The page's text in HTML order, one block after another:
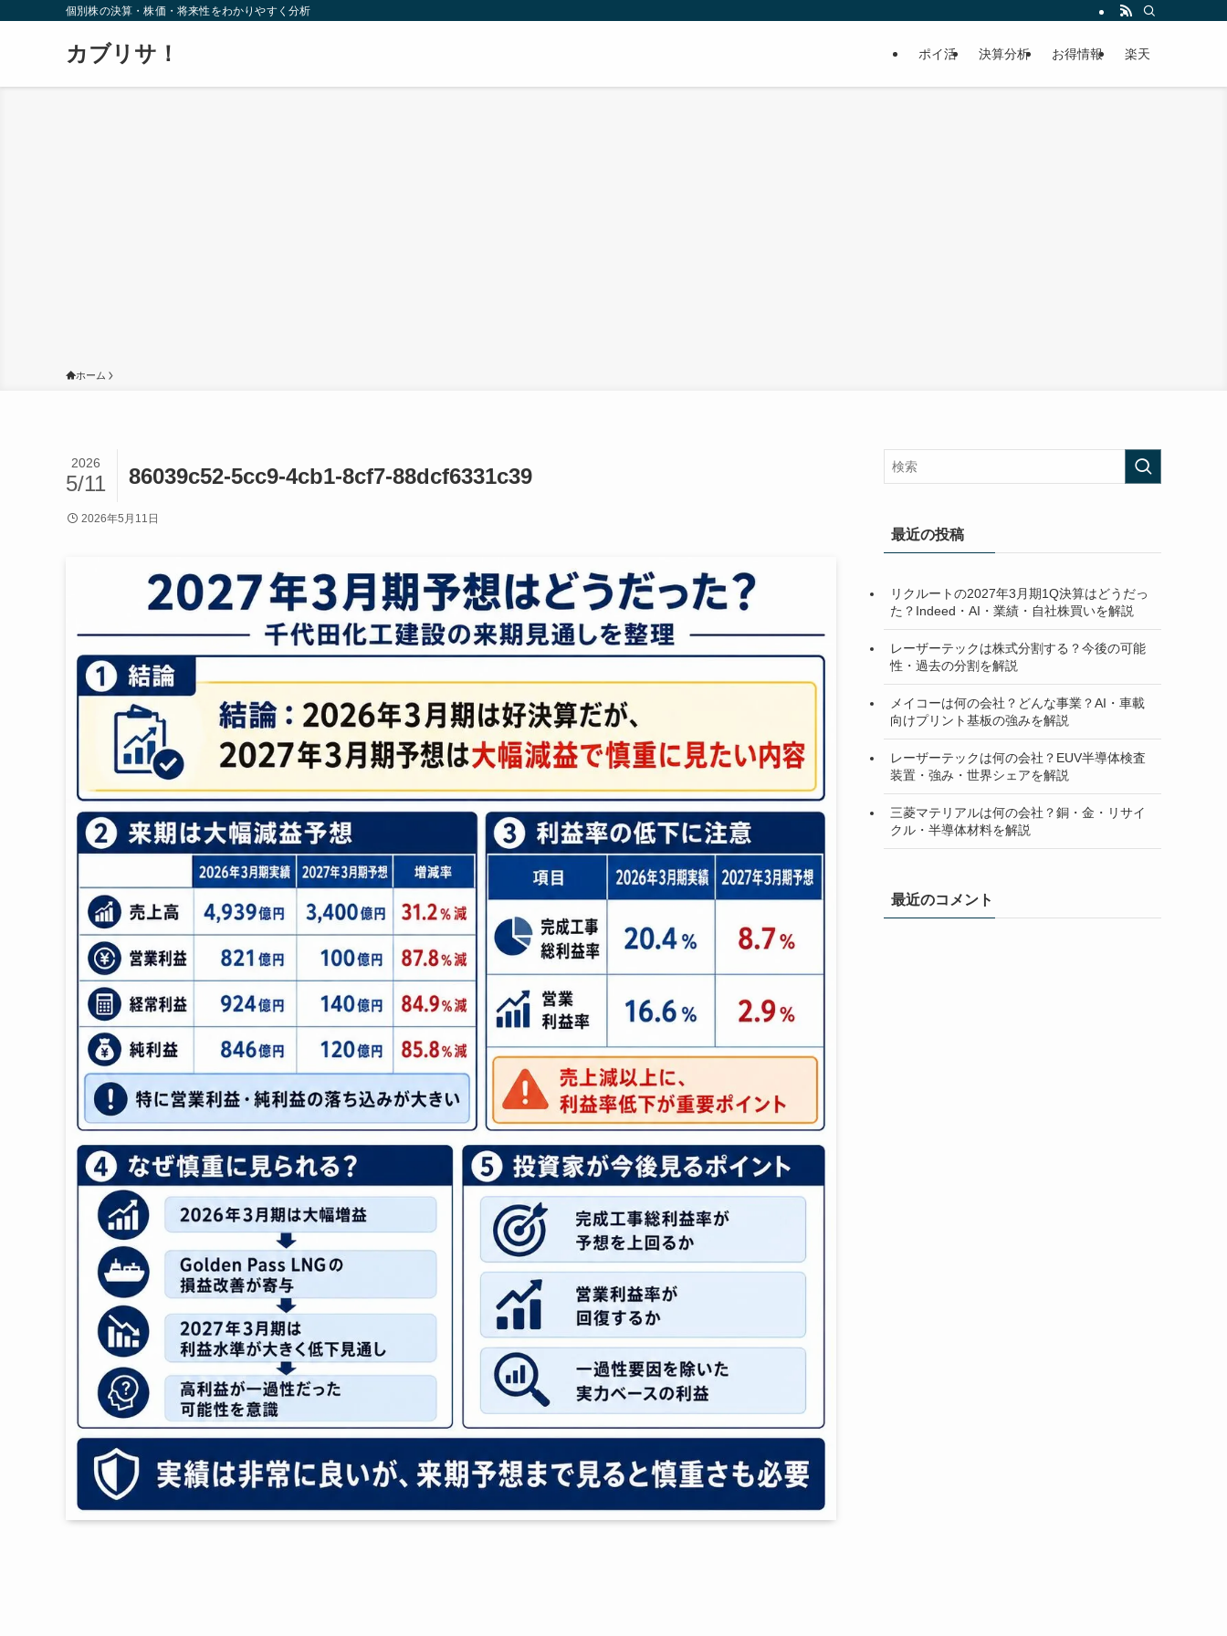
個別株の決算・株価・将来性をわかりやすく分析
カブリサ！ ポイ活 決算分析 お得情報 楽天
ホーム
86039c52-5cc9-4cb1-8cf7-88dcf6331c39
2026
5/11
2026年5月11日
最近の投稿
リクルートの2027年3月期1Q決算はどうだっ
た？Indeed・AI・業績・自社株買いを解説
レーザーテックは株式分割する？今後の可能
性・過去の分割を解説
メイコーは何の会社？どんな事業？AI・車載
向けプリント基板の強みを解説
レーザーテックは何の会社？EUV半導体検査
装置・強み・世界シェアを解説
三菱マテリアルは何の会社？銅・金・リサイ
クル・半導体材料を解説
最近のコメント